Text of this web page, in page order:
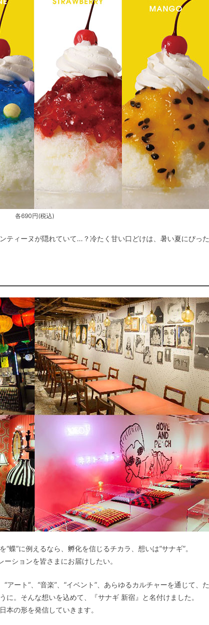
各690円(税込)
ティーヌが隠れていて…？冷たく甘い口どけは、暑い夏にぴった
蝶”に例えるなら、孵化を信じるチカラ、想いは“サナギ”。
ションを皆さまにお届けしたい。
アート”、“音楽”、“イベント”、あらゆるカルチャーを通じて、た
に。そんな想いを込めて、『サナギ 新宿』と名付けました。
本の形を発信していきます。